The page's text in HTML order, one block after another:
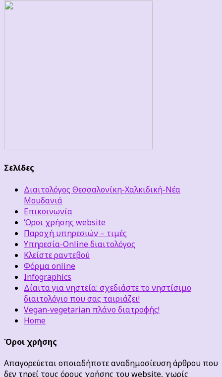
Σελίδες
Διαιτολόγος Θεσσαλονίκη-Χαλκιδική-Νέα
Μουδανιά
Επικοινωνία
‘Οροι χρήσης website
Παροχή υπηρεσιών – τιμές
Υπηρεσία-Online διαιτολόγος
Κλείστε ραντεβού
Φόρμα online
Infographics
Δίαιτα για νηστεία: σχεδιάστε το νηστίσιμο
διαιτολόγιο που σας ταιριάζει!
Vegan-vegetarian πλάνο διατροφής!
Home
Όροι χρήσης
Απαγορεύεται οποιαδήποτε αναδημοσίευση άρθρου που
δεν τηρεί τους όρους χρήσης του website, χωρίς